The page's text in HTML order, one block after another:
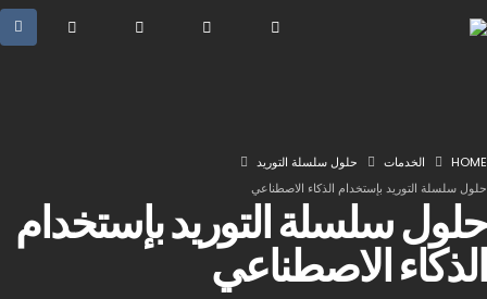
HOME الخدمات
حلول سلسلة التوريد
حلول سلسلة التوريد بإستخدام الذكاء الاصطناعي
حلول سلسلة التوريد بإستخدام
الذكاء الاصطناعي